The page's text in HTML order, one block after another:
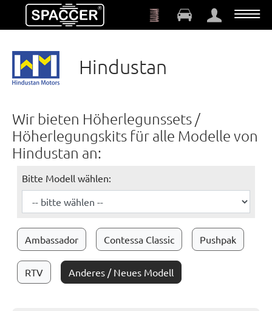
Zum Hauptinhalt springen
Hindustan
Wir bieten Höherlegunssets /
Höherlegungskits für alle Modelle von
Hindustan an:
Bitte Modell wählen:
Ambassador Contessa Classic Pushpak
RTV Anderes / Neues Modell